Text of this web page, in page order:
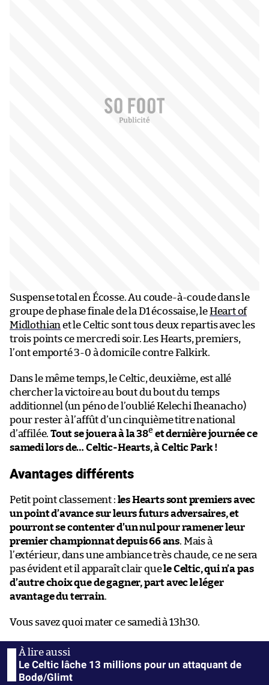
Suspense total en Écosse. Au coude-à-coude dans le
groupe de phase finale de la D1 écossaise, leHeart of
Midlothian et le Celtic sont tous deux repartis avec les
trois points ce mercredi soir. Les Hearts, premiers,
l’ont emporté 3-0 à domicile contre Falkirk.
Dans le même temps, le Celtic, deuxième, est allé
chercher la victoire au bout du bout du temps
additionnel (un péno de l’oublié Kelechi Iheanacho)
pour rester à l’affût d’un cinquième titre national
d’affilée.Tout se jouera à la 38e et dernière journée ce
samedi lors de… Celtic-Hearts, à Celtic Park !
Avantages différents
Petit point classement : les Hearts sont premiers avec
un point d’avance sur leurs futurs adversaires, et
pourront se contenter d’un nul pour ramener leur
premier championnat depuis 66 ans. Mais à
l’extérieur, dans une ambiance très chaude, ce ne sera
pas évident et il apparaît clair quele Celtic, qui n’a pas
d’autre choix que de gagner, part avec le léger
avantage du terrain.
Vous savez quoi mater ce samedi à 13h30.
Le Celtic lâche 13 millions pour un attaquant de
Bodø/Glimt